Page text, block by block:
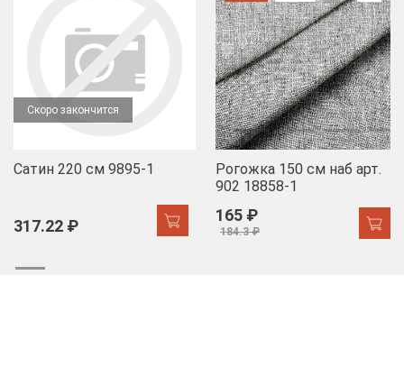
Скоро закончится
Сатин 220 см 9895-1
317.22 ₽
Рогожка 150 см наб арт.
902 18858-1
165 ₽
184.3 ₽